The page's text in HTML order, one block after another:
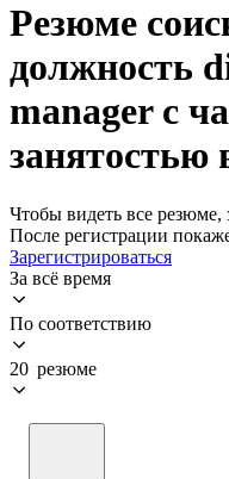
Резюме
должность
manager с
Чтобы видеть все резюме,
После регистрации
Зарегистрироваться
За всё время
По соответствию
20 резюме